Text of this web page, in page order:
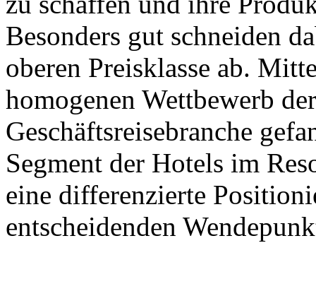
Besonders gut schneiden
oberen Preisklasse ab.
homogenen Wettbewerb
Geschäftsreisebranche
Segment der Hotels im
eine differenzierte
entscheidenden